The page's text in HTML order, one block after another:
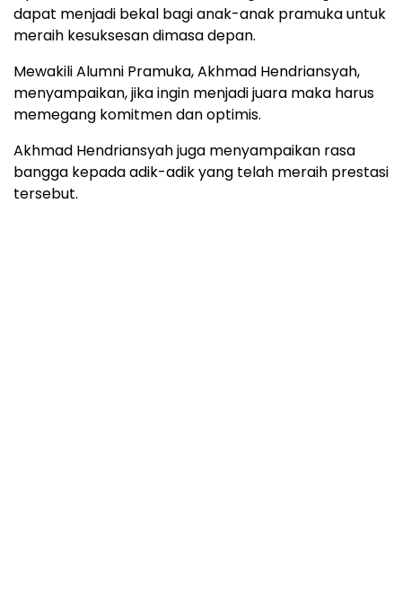
dapat menjadi bekal bagi anak-anak pramuka untuk
meraih kesuksesan dimasa depan.
Mewakili Alumni Pramuka, Akhmad Hendriansyah,
menyampaikan, jika ingin menjadi juara maka harus
memegang komitmen dan optimis.
Akhmad Hendriansyah juga menyampaikan rasa
bangga kepada adik-adik yang telah meraih prestasi
tersebut.